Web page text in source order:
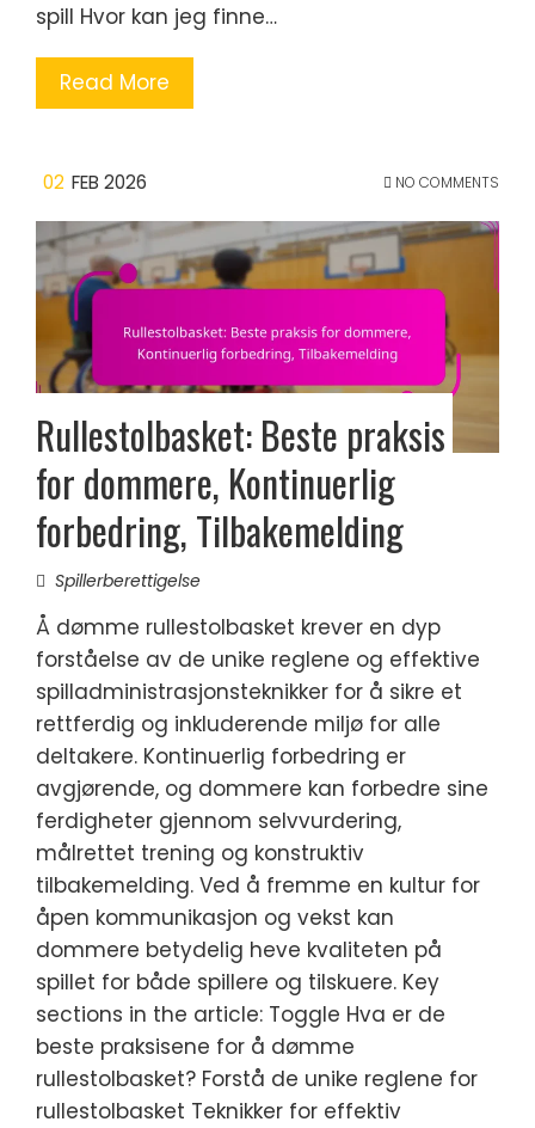
spill Hvor kan jeg finne…
Read More
02 FEB 2026 NO COMMENTS
Rullestolbasket: Beste praksis
for dommere, Kontinuerlig
forbedring, Tilbakemelding
Spillerberettigelse
Å dømme rullestolbasket krever en dyp
forståelse av de unike reglene og effektive
spilladministrasjonsteknikker for å sikre et
rettferdig og inkluderende miljø for alle
deltakere. Kontinuerlig forbedring er
avgjørende, og dommere kan forbedre sine
ferdigheter gjennom selvvurdering,
målrettet trening og konstruktiv
tilbakemelding. Ved å fremme en kultur for
åpen kommunikasjon og vekst kan
dommere betydelig heve kvaliteten på
spillet for både spillere og tilskuere. Key
sections in the article: Toggle Hva er de
beste praksisene for å dømme
rullestolbasket? Forstå de unike reglene for
rullestolbasket Teknikker for effektiv